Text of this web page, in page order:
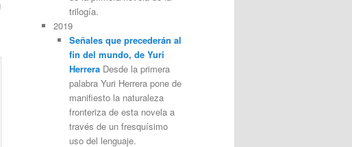
trilogía.
2019
Señales que precederán al
fin del mundo, de Yuri
HerreraDesde la primera
palabra Yuri Herrera pone de
manifiesto la naturaleza
fronteriza de esta novela a
través de un fresquísimo
uso del lenguaje.